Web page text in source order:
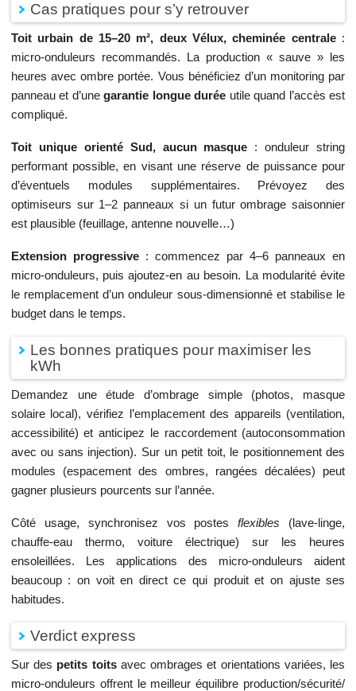
Cas pratiques pour s’y retrouver
Toit urbain de 15–20 m², deux Vélux, cheminée centrale:
micro-onduleurs recommandés. La production « sauve » les
heures avec ombre portée. Vous bénéficiez d’un monitoring par
panneau et d’unegarantie longue durée utile quand l’accès est
compliqué.
Toit unique orienté Sud, aucun masque : onduleur string
performant possible, en visant une réserve de puissance pour
d’éventuels modules supplémentaires. Prévoyez des
optimiseurs sur 1–2 panneaux si un futur ombrage saisonnier
est plausible (feuillage, antenne nouvelle…)
Extension progressive: commencez par 4–6 panneaux en
micro-onduleurs, puis ajoutez-en au besoin. La modularité évite
le remplacement d’un onduleur sous-dimensionné et stabilise le
budget dans le temps.
Les bonnes pratiques pour maximiser les
kWh
Demandez une étude d’ombrage simple (photos, masque
solaire local), vérifiez l’emplacement des appareils (ventilation,
accessibilité) et anticipez le raccordement (autoconsommation
avec ou sans injection). Sur un petit toit, le positionnement des
modules (espacement des ombres, rangées décalées) peut
gagner plusieurs pourcents sur l’année.
Côté usage, synchronisez vos postesflexibles (lave-linge,
chauffe-eau thermo, voiture électrique) sur les heures
ensoleillées. Les applications des micro-onduleurs aident
beaucoup : on voit en direct ce qui produit et on ajuste ses
habitudes.
Verdict express
Sur des petits toitsavec ombrages et orientations variées, les
micro-onduleurs offrent le meilleur équilibre production/sécurité/